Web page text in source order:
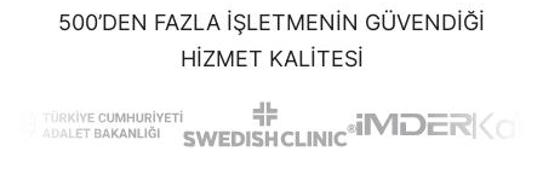
500’DEN FAZLA IŞLETMENIN GÜVENDIĞI
HIZMET KALITESI